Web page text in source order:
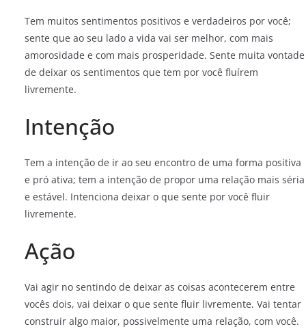
Tem muitos sentimentos positivos e verdadeiros por você;
sente que ao seu lado a vida vai ser melhor, com mais
amorosidade e com mais prosperidade. Sente muita vontade
de deixar os sentimentos que tem por você fluírem
livremente.
Intenção
Tem a intenção de ir ao seu encontro de uma forma positiva
e pró ativa; tem a intenção de propor uma relação mais séria
e estável. Intenciona deixar o que sente por você fluir
livremente.
Ação
Vai agir no sentindo de deixar as coisas acontecerem entre
vocês dois, vai deixar o que sente fluir livremente. Vai tentar
construir algo maior, possivelmente uma relação, com você.